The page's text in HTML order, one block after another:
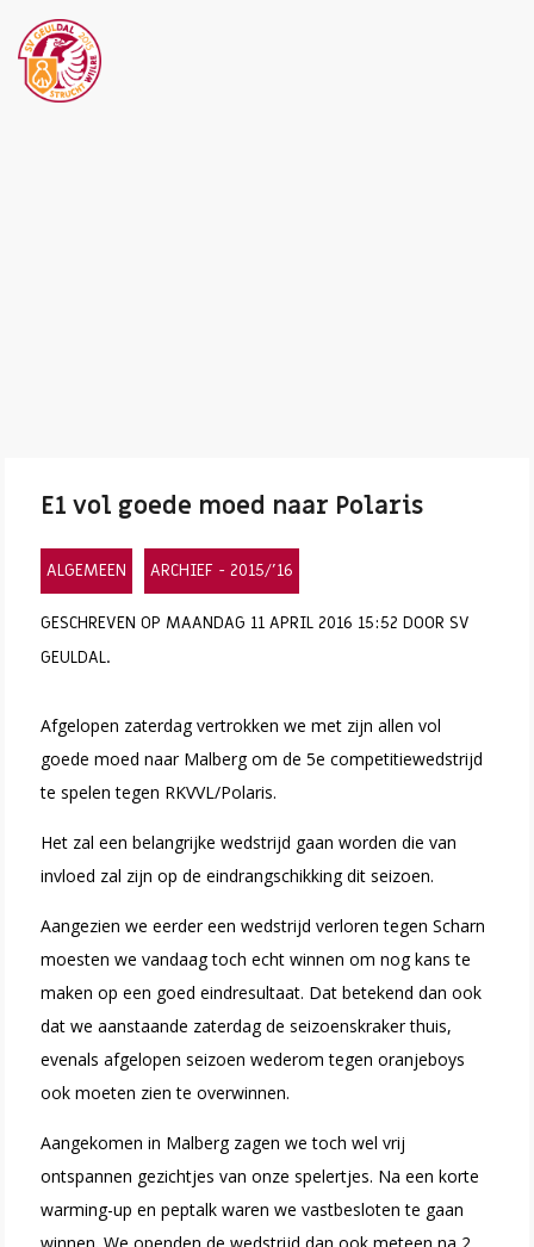
E1 vol goede moed naar Polaris
ALGEMEEN ARCHIEF - 2015/'16
GESCHREVEN OP MAANDAG 11 APRIL 2016 15:52 DOOR SV
GEULDAL.
Afgelopen zaterdag vertrokken we met zijn allen vol
goede moed naar Malberg om de 5e competitiewedstrijd
te spelen tegen RKVVL/Polaris.
Het zal een belangrijke wedstrijd gaan worden die van
invloed zal zijn op de eindrangschikking dit seizoen.
Aangezien we eerder een wedstrijd verloren tegen Scharn
moesten we vandaag toch echt winnen om nog kans te
maken op een goed eindresultaat. Dat betekend dan ook
dat we aanstaande zaterdag de seizoenskraker thuis,
evenals afgelopen seizoen wederom tegen oranjeboys
ook moeten zien te overwinnen.
Aangekomen in Malberg zagen we toch wel vrij
ontspannen gezichtjes van onze spelertjes. Na een korte
warming-up en peptalk waren we vastbesloten te gaan